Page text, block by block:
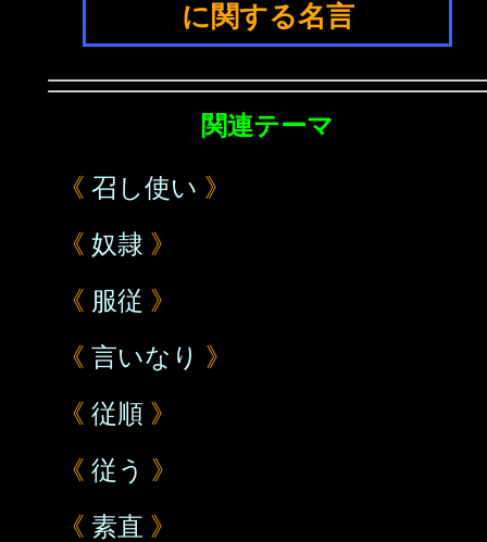
に関する名言
関連テーマ
《 召し使い 》
《 奴隷 》
《 服従 》
《 言いなり 》
《 従順 》
《 従う 》
《 素直 》